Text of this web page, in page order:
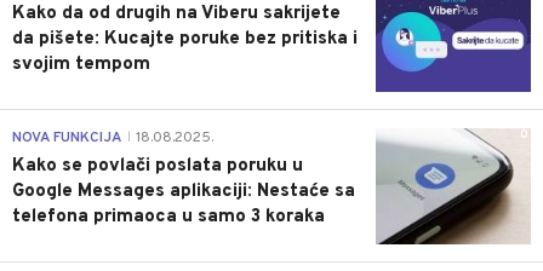
Kako da od drugih na Viberu sakrijete
da pišete: Kucajte poruke bez pritiska i
svojim tempom
0
NOVA FUNKCIJA 18.08.2025.
Kako se povlači poslata poruku u
Google Messages aplikaciji: Nestaće sa
telefona primaoca u samo 3 koraka